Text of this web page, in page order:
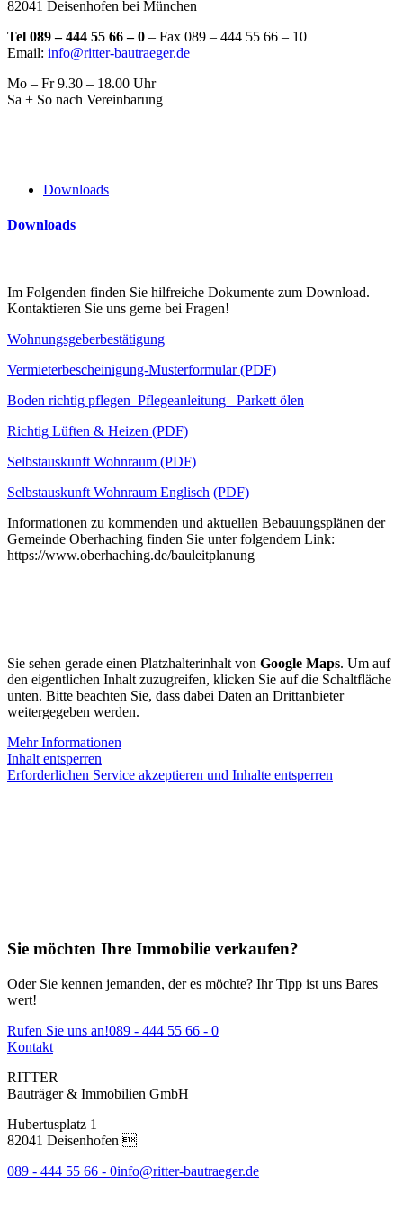
82041 Deisenhofen bei München
Tel 089 – 444 55 66 – 0 – Fax 089 – 444 55 66 – 10
Email: info@ritter-bautraeger.de
Mo – Fr 9.30 – 18.00 Uhr
Sa + So nach Vereinbarung
Downloads
Downloads
Im Folgenden finden Sie hilfreiche Dokumente zum Download.
Kontaktieren Sie uns gerne bei Fragen!
Wohnungsgeberbestätigung
Vermieterbescheinigung-Musterformular (PDF)
Boden richtig pflegen_Pflegeanleitung_ Parkett ölen
Richtig Lüften & Heizen (PDF)
Selbstauskunft Wohnraum (PDF)
Selbstauskunft Wohnraum Englisch (PDF)
Informationen zu kommenden und aktuellen Bebauungsplänen der
Gemeinde Oberhaching finden Sie unter folgendem Link:
https://www.oberhaching.de/bauleitplanung
Sie sehen gerade einen Platzhalterinhalt von Google Maps. Um auf
den eigentlichen Inhalt zuzugreifen, klicken Sie auf die Schaltfläche
unten. Bitte beachten Sie, dass dabei Daten an Drittanbieter
weitergegeben werden.
Mehr Informationen
Inhalt entsperren
Erforderlichen Service akzeptieren und Inhalte entsperren
Sie möchten Ihre Immobilie verkaufen?
Oder Sie kennen jemanden, der es möchte? Ihr Tipp ist uns Bares
wert!
Rufen Sie uns an!089 - 444 55 66 - 0
Kontakt
RITTER
Bauträger & Immobilien GmbH
Hubertusplatz 1
82041 Deisenhofen 
089 - 444 55 66 - 0info@ritter-bautraeger.de